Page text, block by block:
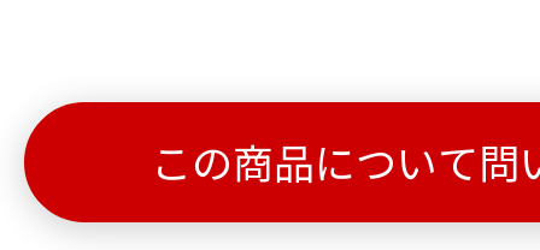
この商品について問